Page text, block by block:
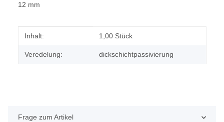
12 mm
Produkteigenschaft
Wert
Inhalt: 1,00 Stück
Veredelung: dickschichtpassivierung
Frage zum Artikel